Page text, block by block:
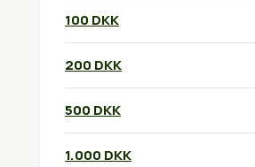
100 DKK
200 DKK
500 DKK
1.000 DKK